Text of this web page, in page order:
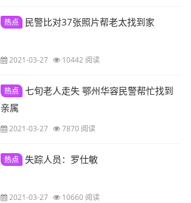
热点 民警比对37张照片帮老太找到家
2021-03-27 10442 阅读
热点
七旬老人走失 鄂州华容民警帮忙找到
亲属
2021-03-27 7870 阅读
热点 失踪人员：罗仕敏
2021-03-27 10660 阅读